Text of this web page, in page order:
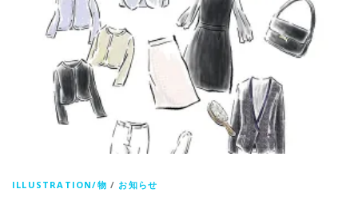
ILLUSTRATION/物 / お知らせ